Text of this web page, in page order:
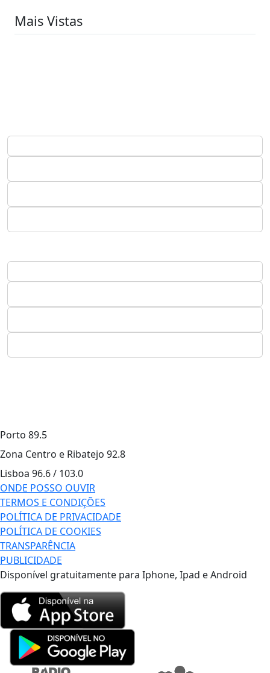
Mais Vistas
Porto 89.5
Zona Centro e Ribatejo 92.8
Lisboa 96.6 / 103.0
ONDE POSSO OUVIR
TERMOS E CONDIÇÕES
POLÍTICA DE PRIVACIDADE
POLÍTICA DE COOKIES
TRANSPARÊNCIA
PUBLICIDADE
Disponível gratuitamente para Iphone, Ipad e Android